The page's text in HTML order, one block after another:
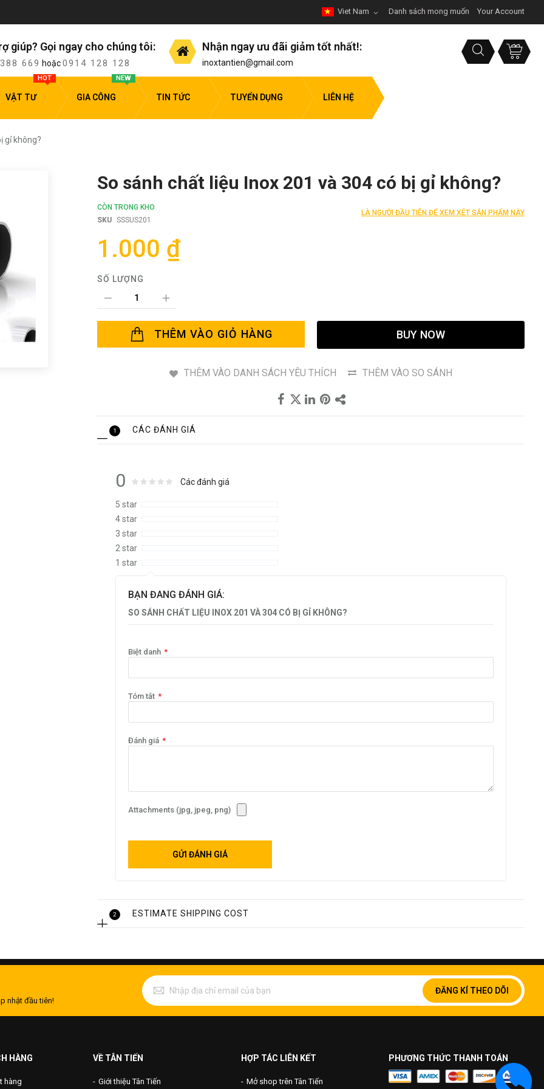
Danh sách mong muốn Your Account
Viet Nam
giúp? Gọi ngay cho chúng tôi:
669 hoặc0914 128 128
Nhận ngay ưu đãi giảm tốt nhất!:
inoxtantien@gmail.com
VẬT TƯ
HOT
GIA CÔNG
NEW
TIN TỨC TUYỂN DỤNG LIÊN HỆ
gỉ không?
So sánh chất liệu Inox 201 và 304 có bị gỉ không?
CÒN TRONG KHO
SKU SSSUS201
LÀ NGƯỜI ĐẦU TIÊN ĐỂ XEM XÉT SẢN PHẨM NÀY
1.000 ₫
SỐ LƯỢNG
THÊM VÀO GIỎ HÀNG BUY NOW
THÊM VÀO DANH SÁCH YÊU THÍCH THÊM VÀO SO SÁNH
1 CÁC ĐÁNH GIÁ
0 Rating: % of100
Các đánh giá
5 star
4 star
3 star
2 star
1 star
BẠN ĐANG ĐÁNH GIÁ:
SO SÁNH CHẤT LIỆU INOX 201 VÀ 304 CÓ BỊ GỈ KHÔNG?
Biệt danh
Tóm tắt
Đánh giá
Attachments (jpg, jpeg, png)
GỬI ĐÁNH GIÁ
2 ESTIMATE SHIPPING COST
nhật đầu tiên!
ĐĂNG KÍ THEO DÕI
HÀNG
hàng
VỀ TÂN TIẾN
Giới thiệu Tân Tiến
HỢP TÁC LIÊN KẾT
Mở shop trên Tân Tiến
PHƯƠNG THỨC THANH TOÁN